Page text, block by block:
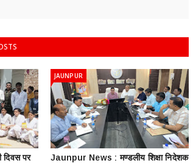
पर
JAUNPUR
Jaunpur News : ​मण्डलीय शिक्षा निदेशक